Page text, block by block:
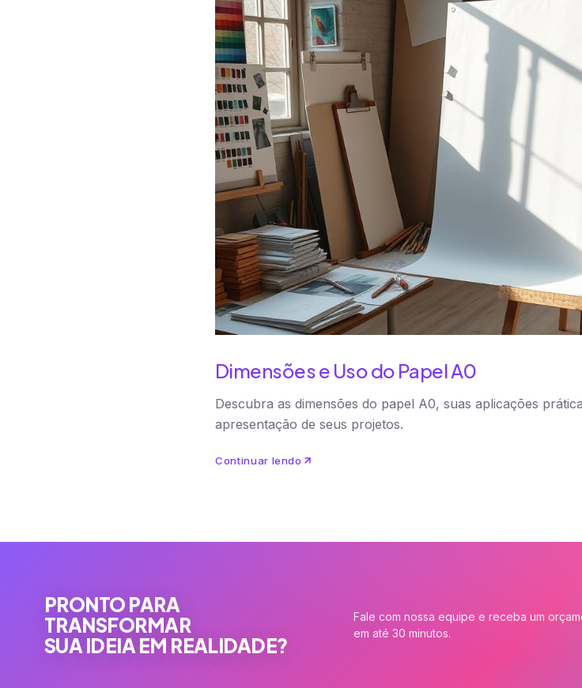
Dimensões e Uso do Papel A0
Descubra as dimensões do papel A0, suas aplicações
apresentação de seus projetos.
Continuar lendo
PRONTO PARA
TRANSFORMAR
SUA IDEIA EM REALIDADE?
Fale com nossa equipe e receba um
em até 30 minutos.